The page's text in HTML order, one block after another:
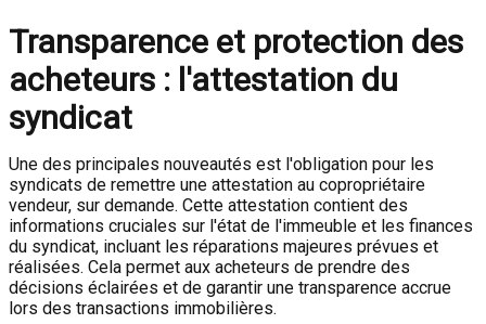
Transparence et protection des
acheteurs : l'attestation du
syndicat
Une des principales nouveautés est l'obligation pour les
syndicats de remettre une attestation au copropriétaire
vendeur, sur demande. Cette attestation contient des
informations cruciales sur l'état de l'immeuble et les finances
du syndicat, incluant les réparations majeures prévues et
réalisées. Cela permet aux acheteurs de prendre des
décisions éclairées et de garantir une transparence accrue
lors des transactions immobilières.